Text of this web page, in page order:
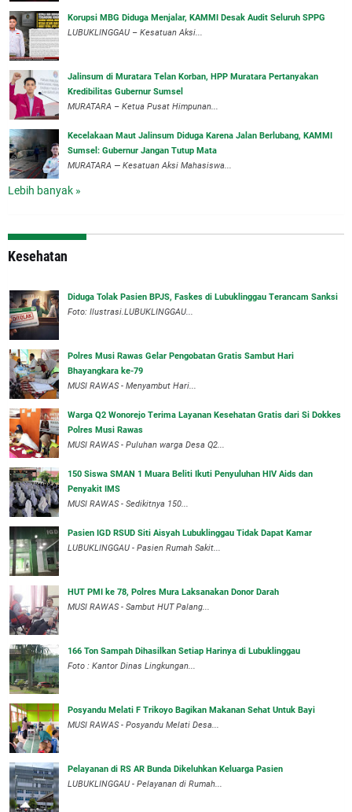
Korupsi MBG Diduga Menjalar, KAMMI Desak Audit Seluruh SPPG
‎LUBUKLINGGAU – Kesatuan Aksi...
‎Jalinsum di Muratara Telan Korban, HPP Muratara Pertanyakan
Kredibilitas Gubernur Sumsel
MURATARA – Ketua Pusat Himpunan...
‎Kecelakaan Maut Jalinsum Diduga Karena Jalan Berlubang, KAMMI
Sumsel: Gubernur Jangan Tutup Mata
‎MURATARA — Kesatuan Aksi Mahasiswa...
Lebih banyak »
Kesehatan
Diduga Tolak Pasien BPJS, Faskes di Lubuklinggau Terancam Sanksi
Foto: Ilustrasi.LUBUKLINGGAU...
Polres Musi Rawas Gelar Pengobatan Gratis Sambut Hari
Bhayangkara ke-79
MUSI RAWAS - Menyambut Hari...
Warga Q2 Wonorejo Terima Layanan Kesehatan Gratis dari Si Dokkes
Polres Musi Rawas
MUSI RAWAS - Puluhan warga Desa Q2...
150 Siswa SMAN 1 Muara Beliti Ikuti Penyuluhan HIV Aids dan
Penyakit IMS
MUSI RAWAS - Sedikitnya 150...
Pasien IGD RSUD Siti Aisyah Lubuklinggau Tidak Dapat Kamar
LUBUKLINGGAU - Pasien Rumah Sakit...
HUT PMI ke 78, Polres Mura Laksanakan Donor Darah
MUSI RAWAS - Sambut HUT Palang...
166 Ton Sampah Dihasilkan Setiap Harinya di Lubuklinggau
Foto : Kantor Dinas Lingkungan...
Posyandu Melati F Trikoyo Bagikan Makanan Sehat Untuk Bayi
MUSI RAWAS - Posyandu Melati Desa...
Pelayanan di RS AR Bunda Dikeluhkan Keluarga Pasien
LUBUKLINGGAU - Pelayanan di Rumah...